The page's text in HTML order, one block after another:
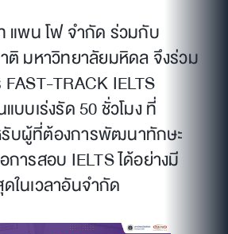
แพน โฟ จำกัด ร่วมกับ
ติ มหาวิทยาลัยมหิดล จึงร่วม
TRACK IELTS
บบเร่งรัด 50 ชั่วโมง ที่
บผู้ที่ต้องการพัฒนาทักษะ
ารสอบ IELTS ได้อย่างมี
ในเวลาอันจำกัด